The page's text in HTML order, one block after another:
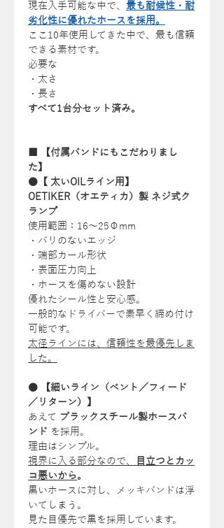
現在入手可能な中で、 最も耐候性・耐
劣化性に優れたホースを採用。
ここ10年使用してきた中で、最も信頼
できる素材です。
必要な
・太さ
・長さ
すべて1台分セット済み。
■ 【付属バンドにもこだわりまし
た】
●【 太いOILライン用】
OETIKER（オエティカ）製 ネジ式ク
ランプ
使用範囲：16～25Φmm
・バリのないエッジ
・端部カール形状
・表面圧力向上
・ホースを傷めない設計
優れたシール性と安心感。
一般的なドライバーで素早く締め付け
可能です。
太径ラインには、信頼性を最優先しま
した。
● 【細いライン（ベント／フィード
／リターン）】
あえて ブラックスチール製ホースバ
ンド を採用。
理由はシンプル。
視界に入る部分なので、
目立つとカッ
コ悪いから。
黒いホースに対し、メッキバンドは浮
いてしまう。
見た目優先で黒を採用しています。